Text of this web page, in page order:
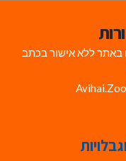
באתר ללא אישור בכתב